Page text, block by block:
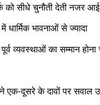
को सीधे चुनौती देती नजर
भावनाओं से ज्यादा
व्यवस्थाओं का सम्मान होना
ने एक-दूसरे के दावों पर सवाल